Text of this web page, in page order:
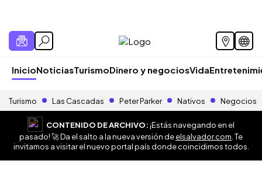
InicioNoticiasTurismoDinero y negociosVida
Turismo Las Cascadas Peter Parker Nativos Negocios
CONTENIDO DE ARCHIVO:¡Estás navegando en el
pasado! 🚀 Da el salto a la nueva versión deelsalvador.com . Te
invitamos a visitar el nuevo portal país donde coincidimos todos.